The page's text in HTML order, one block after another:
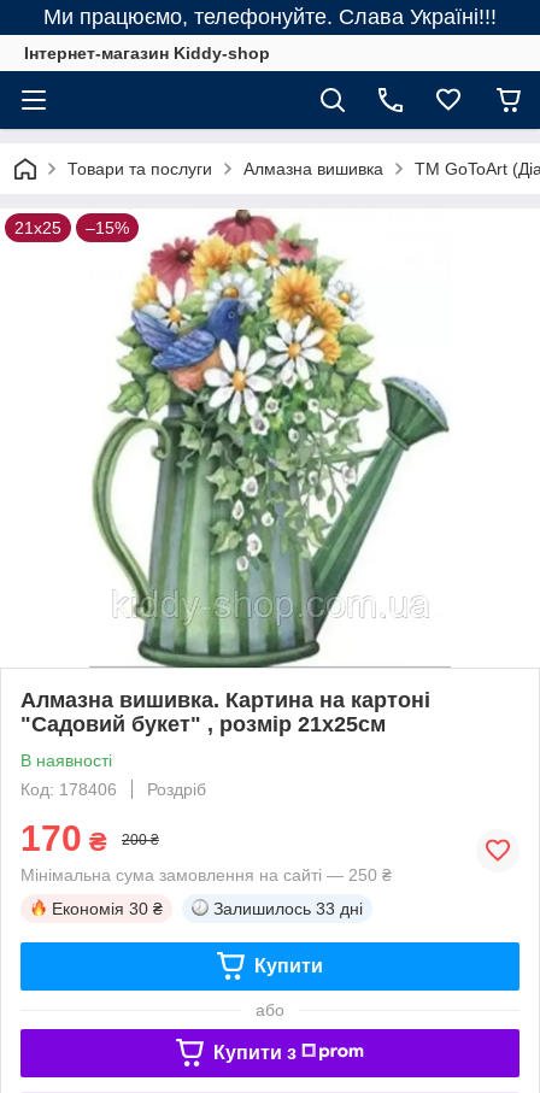
Ми працюємо, телефонуйте. Слава Україні!!!
Інтернет-магазин Kiddy-shop
Товари та послуги Алмазна вишивка ТМ GoToArt
21х25 –15%
Алмазна вишивка. Картина на картоні
"Садовий букет" , розмір 21х25см
В наявності
Код: 178406
Роздріб
170 ₴ 200 ₴
Мінімальна сума замовлення на сайті — 250 ₴
Економія 30 ₴ Залишилось 33 дні
Купити
або
Купити з